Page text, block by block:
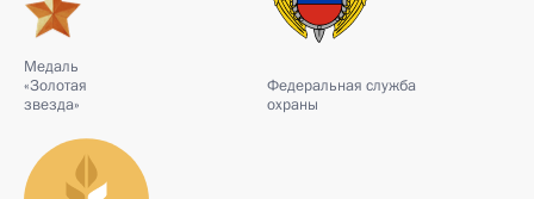
Медаль
«Золотая
звезда»
Федеральная служба
охраны